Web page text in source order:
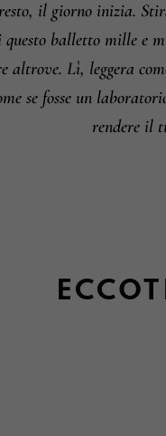
il giorno inizia.
balletto mille e
altrove. Lì, leggera
se fosse un
rendere il